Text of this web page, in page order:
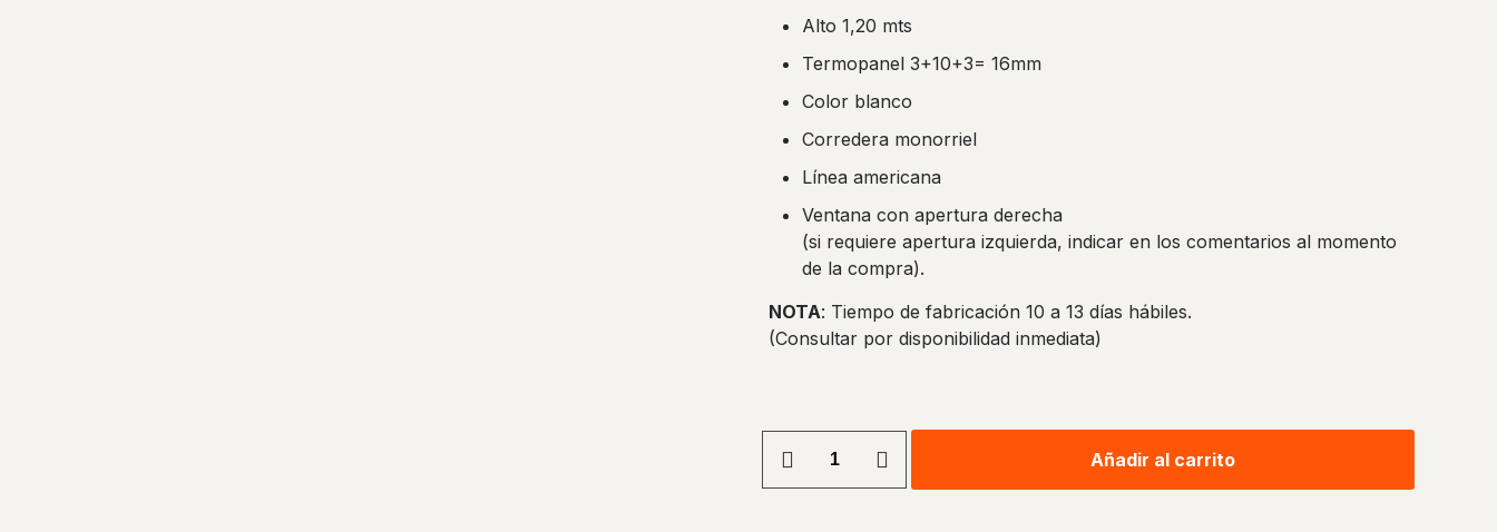
Alto 1,20 mts
Termopanel 3+10+3= 16mm
Color blanco
Corredera monorriel
Línea americana
Ventana con apertura derecha
(si requiere apertura izquierda, indicar en los comentarios al momento
de la compra).
NOTA: Tiempo de fabricación 10 a 13 días hábiles.
(Consultar por disponibilidad inmediata)
Corredera
Añadir al carrito